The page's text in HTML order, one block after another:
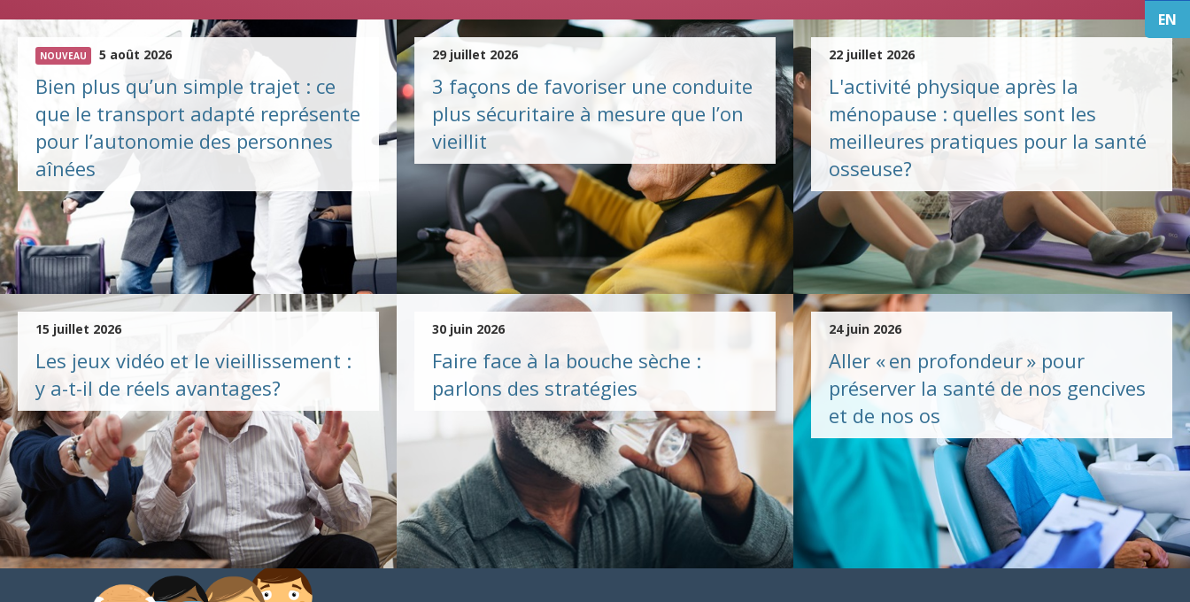
NOUVEAU 5 août 2026
Bien plus qu’un simple trajet : ce
que le transport adapté représente
pour l’autonomie des personnes
aînées
29 juillet 2026
3 façons de favoriser une conduite
plus sécuritaire à mesure que l’on
vieillit
22 juillet 2026
L'activité physique après la
ménopause : quelles sont les
meilleures pratiques pour la santé
osseuse?
15 juillet 2026
Les jeux vidéo et le vieillissement :
y a-t-il de réels avantages?
30 juin 2026
Faire face à la bouche sèche :
parlons des stratégies
24 juin 2026
Aller « en profondeur » pour
préserver la santé de nos gencives
et de nos os
EN